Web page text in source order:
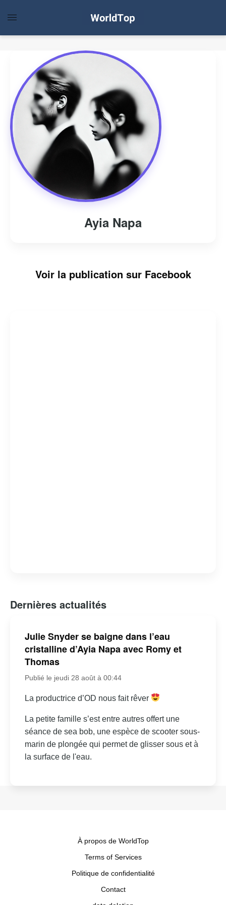
Ayia Napa
Voir la publication sur Facebook
Dernières actualités
Julie Snyder se baigne dans l’eau
cristalline d’Ayia Napa avec Romy et
Thomas
Publié le jeudi 28 août à 00:44
La productrice d’OD nous fait rêver
La petite famille s’est entre autres offert une
séance de sea bob, une espèce de scooter sous-
marin de plongée qui permet de glisser sous et à
la surface de l'eau.
À propos de WorldTop
Terms of Services
Politique de confidentialité
Contact